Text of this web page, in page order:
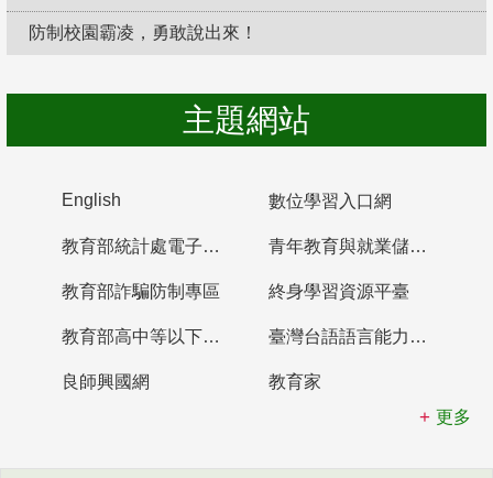
防制校園霸凌，勇敢說出來！
主題網站
English 數位學習入口網
教育部統計處電子書櫃 青年教育與就業儲蓄帳戶
教育部詐騙防制專區 終身學習資源平臺
教育部高中等以下學校及幼兒園教師資格檢定考試 臺灣台語語言能力認證網站
良師興國網
教育家
更多